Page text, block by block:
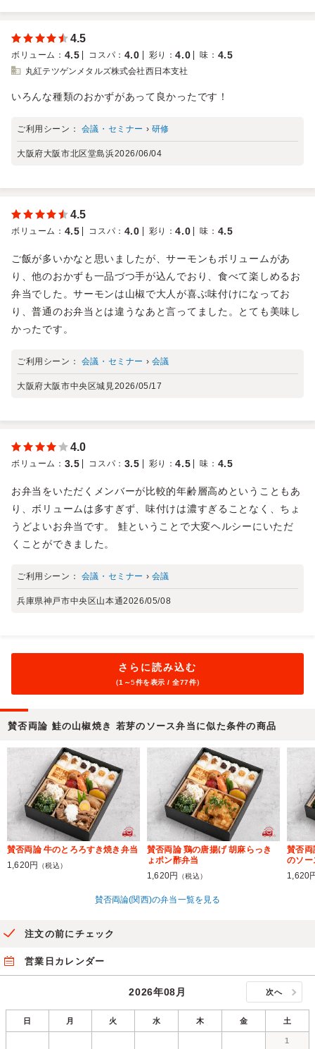
4.5
ボリューム ： 4.5 コスパ ： 4.0 彩り ：4.0 味 ： 4.5
丸紅テツゲンメタルズ株式会社西日本支社
いろんな種類のおかずがあって良かったです！
ご利用シーン： 会議・セミナー › 研修
大阪府大阪市北区堂島浜2026/06/04
4.5
ボリューム ： 4.5 コスパ ： 4.0 彩り ：4.0 味 ： 4.5
ご飯が多いかなと思いましたが、サーモンもボリュームがあ
り、他のおかずも一品づつ手が込んでおり、食べて楽しめるお
弁当でした。サーモンは山椒で大人が喜ぶ味付けになってお
り、普通のお弁当とは違うなあと言ってました。とても美味し
かったです。
ご利用シーン： 会議・セミナー › 会議
大阪府大阪市中央区城見 2026/05/17
4.0
ボリューム ： 3.5 コスパ ： 3.5 彩り ：4.5 味 ： 4.5
お弁当をいただくメンバーが比較的年齢層高めということもあ
り、ボリュームは多すぎず、味付けは濃すぎることなく、ちょ
うどよいお弁当です。 鮭ということで大変ヘルシーにいただ
くことができました。
ご利用シーン： 会議・セミナー › 会議
兵庫県神戸市中央区山本通2026/05/08
さらに読み込む
（1～5件を表示 / 全77件）
賛否両論 鮭の山椒焼き 若芽のソース弁当に似た条件の商品
賛否両論 牛のとろろすき焼き弁当
1,620円
（税込）
賛否両論 鶏の唐揚げ 胡麻らっき
ょポン酢弁当
1,620円
（税込）
賛否両
のソー
1,620
賛否両論(関西)の弁当一覧を見る
注文の前にチェック
営業日カレンダー
2026年08月 次へ
日 月 火 水 木 金 土
1